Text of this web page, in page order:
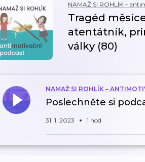
NAMAŽ SI ROHLÍK –
Tragéd
atentátník,
války (80)
NAMAŽ SI ROHLÍK –
Poslechněte si
31. 1. 2023 1 hod